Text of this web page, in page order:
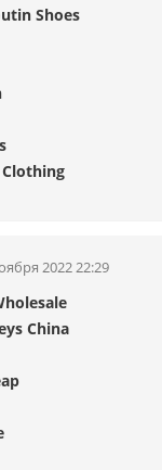
Shoes
2022 22:29
China